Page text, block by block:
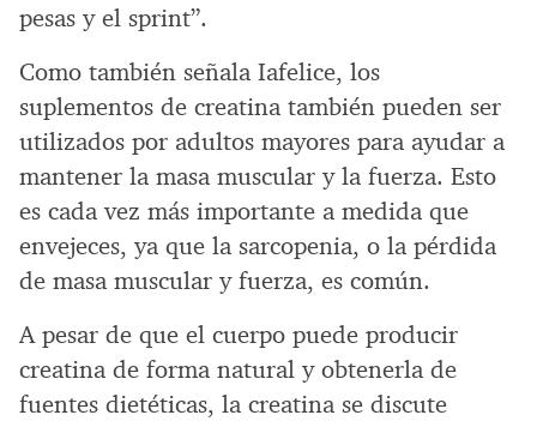
pesas y el sprint”.
Como también señala Iafelice, los
suplementos de creatina también pueden ser
utilizados por adultos mayores para ayudar a
mantener la masa muscular y la fuerza. Esto
es cada vez más importante a medida que
envejeces, ya que la sarcopenia, o la pérdida
de masa muscular y fuerza, es común.
A pesar de que el cuerpo puede producir
creatina de forma natural y obtenerla de
fuentes dietéticas, la creatina se discute